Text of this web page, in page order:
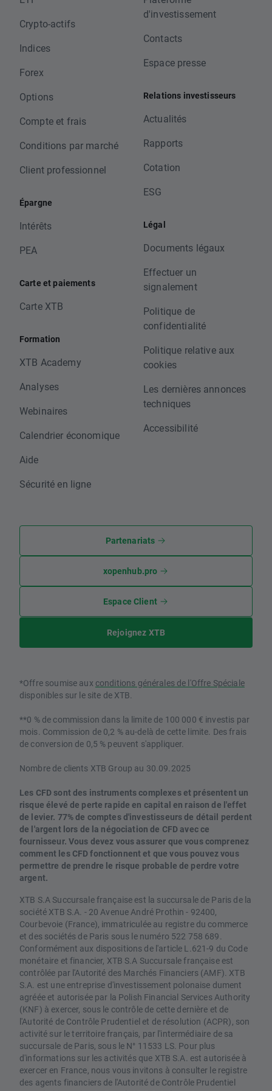
Crypto-actifs
Indices
Forex
Options
Compte et frais
Conditions par marché
Client professionnel
Épargne
Intérêts
PEA
Carte et paiements
Carte XTB
Formation
XTB Academy
Analyses
Webinaires
Calendrier économique
Aide
Sécurité en ligne
d'investissement
Contacts
Espace presse
Relations investisseurs
Actualités
Rapports
Cotation
ESG
Légal
Documents légaux
Effectuer un
signalement
Politique de
confidentialité
Politique relative aux
cookies
Les dernières annonces
techniques
Accessibilité
Partenariats
xopenhub.pro
Espace Client
Rejoignez XTB
*Offre soumise aux conditions générales de l'Offre Spéciale
disponibles sur le site de XTB.
**0 % de commission dans la limite de 100 000 € investis par
mois. Commission de 0,2 % au-delà de cette limite. Des frais
de conversion de 0,5 % peuvent s'appliquer.
Nombre de clients XTB Group au 30.09.2025
Les CFD sont des instruments complexes et présentent un
risque élevé de perte rapide en capital en raison de l'effet
de levier. 77% de comptes d'investisseurs de détail perdent
de l'argent lors de la négociation de CFD avec ce
fournisseur. Vous devez vous assurer que vous comprenez
comment les CFD fonctionnent et que vous pouvez vous
permettre de prendre le risque probable de perdre votre
argent.
XTB S.A Succursale française est la succursale de Paris de la
société XTB S.A. - 20 Avenue André Prothin - 92400,
Courbevoie (France), immatriculée au registre du commerce
et des sociétés de Paris sous le numéro 522 758 689.
Conformément aux dispositions de l'article L.621-9 du Code
monétaire et financier, XTB S.A Succursale française est
contrôlée par l'Autorité des Marchés Financiers (AMF). XTB
S.A. est une entreprise d'investissement polonaise dument
agréée et autorisée par la Polish Financial Services Authority
(KNF) à exercer, sous le contrôle de cette dernière et de
l'Autorité de Contrôle Prudentiel et de résolution (ACPR), son
activité sur le territoire français, par l'intermédiaire de sa
succursale de Paris, sous le N° 11533 LS. Pour plus
d'informations sur les activités que XTB S.A. est autorisée à
exercer en France, nous vous invitons à consulter le registre
des agents financiers de l'Autorité de Contrôle Prudentiel